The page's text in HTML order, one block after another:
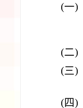
(一)
(二)
(三)
(四)